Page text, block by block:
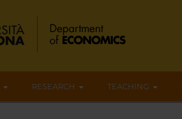
RESEARCH TEACHING